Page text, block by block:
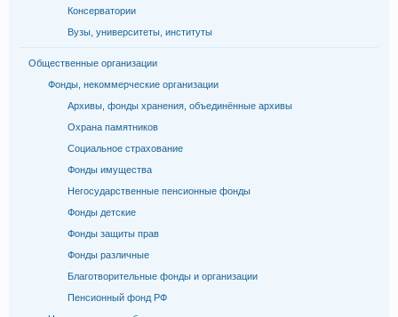
Консерватории
Вузы, университеты, институты
Общественные организации
Фонды, некоммерческие организации
Архивы, фонды хранения, объединённые архивы
Охрана памятников
Социальное страхование
Фонды имущества
Негосударственные пенсионные фонды
Фонды детские
Фонды защиты прав
Фонды различные
Благотворительные фонды и организации
Пенсионный фонд РФ